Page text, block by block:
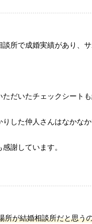
所で成婚実績があり、
だいたチェックシート
した仲人さんはなかな
謝しています。
が結婚相談所だと思う